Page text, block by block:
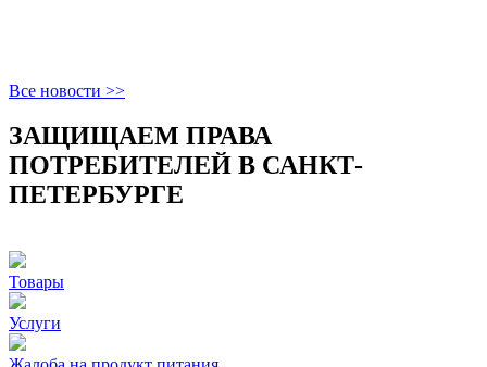
Все новости >>
ЗАЩИЩАЕМ ПРАВА
ПОТРЕБИТЕЛЕЙ В САНКТ-
ПЕТЕРБУРГЕ
Товары
Услуги